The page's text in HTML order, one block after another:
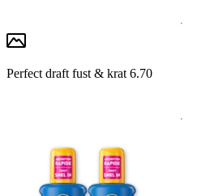
Perfect draft fust & krat 6.70